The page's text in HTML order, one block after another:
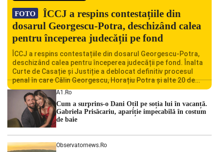
FOTO
ÎCCJ a respins contestațiile din
dosarul Georgescu-Potra, deschizând calea
pentru începerea judecății pe fond
ÎCCJ a respins contestațiile din dosarul Georgescu-Potra,
deschizând calea pentru începerea judecății pe fond. Înalta
Curte de Casație și Justiție a deblocat definitiv procesul
penal în care Călin Georgescu, Horațiu Potra și alte 20 de
persoane sunt acuzați de acțiuni îndreptate împotriva
ordinii constituționale. În ședința din camera preliminară,
judecătorii de la instanța supremă au […]
A1.ro
Cum a surprins-o Dani Oțil pe soția lui în vacanță.
Gabriela Prisăcariu, apariție impecabilă în costum
de baie
Observatornews.ro